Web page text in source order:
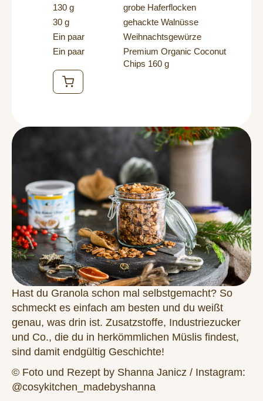
130 g
grobe Haferflocken
30 g
gehackte Walnüsse
Ein paar
Weihnachtsgewürze
Ein paar
Premium Organic Coconut
Chips 160 g
Hast du Granola schon mal selbstgemacht? So
schmeckt es einfach am besten und du weißt
genau, was drin ist. Zusatzstoffe, Industriezucker
und Co., die du in herkömmlichen Müslis findest,
sind damit endgültig Geschichte!
© Foto und Rezept by Shanna Janicz / Instagram:
@cosykitchen_madebyshanna